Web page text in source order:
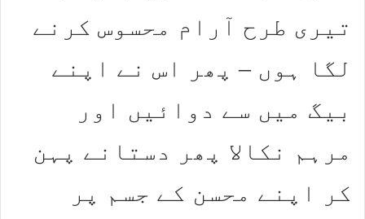
تیری طرح آرام محسوس کرنے
لگا ہوں – پھر اس نے اپنے
بیگ میں سے دوائیں اور
مرہم نکالا پھر دستانے پہن
کر اپنے محسن کے جسم پر